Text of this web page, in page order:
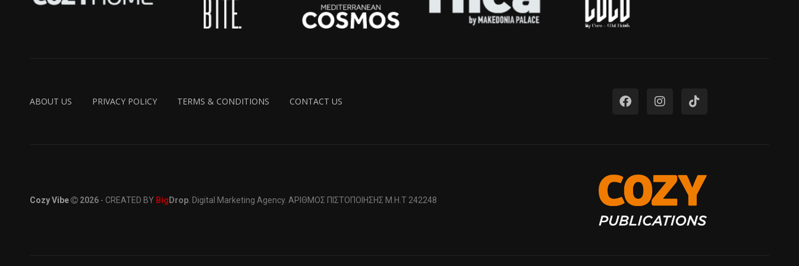
ABOUT US PRIVACY POLICY TERMS & CONDITIONS CONTACT US
Cozy Vibe 2026 - CREATED BY Big Drop . Digital Marketing Agency. ΑΡΙΘΜΟΣ ΠΙΣΤΟΠΟΙΗΣΗΣ Μ.Η.Τ 242248